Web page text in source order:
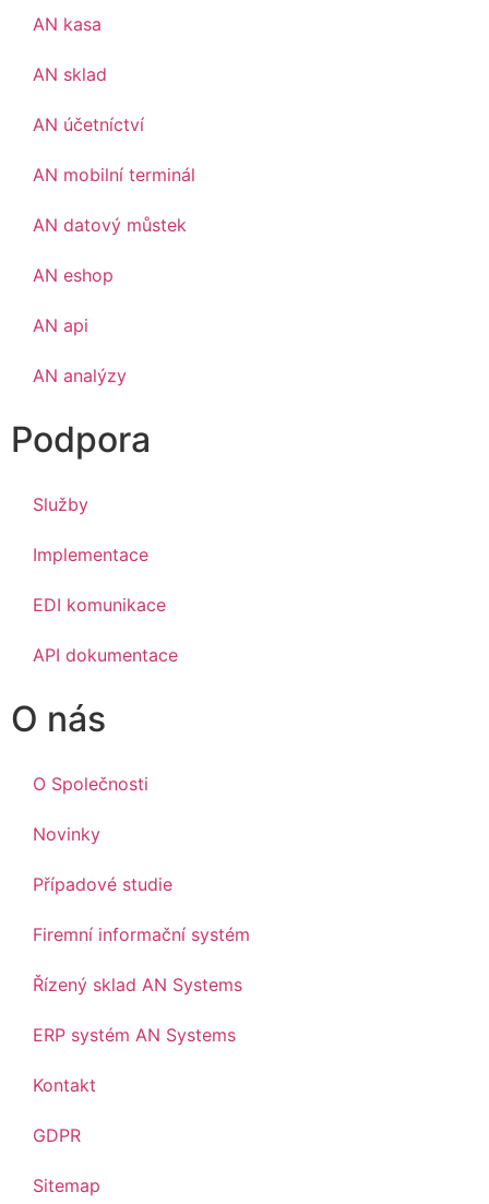
AN kasa
AN sklad
AN účetníctví
AN mobilní terminál
AN datový můstek
AN eshop
AN api
AN analýzy
Podpora
Služby
Implementace
EDI komunikace
API dokumentace
O nás
O Společnosti
Novinky
Případové studie
Firemní informační systém
Řízený sklad AN Systems
ERP systém AN Systems
Kontakt
GDPR
Sitemap